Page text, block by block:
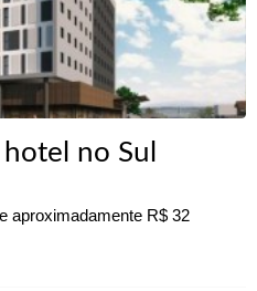
no Sul
aproximadamente R$ 32